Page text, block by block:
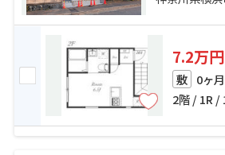
7.2万円
敷 0ヶ月
2階 / 1R /